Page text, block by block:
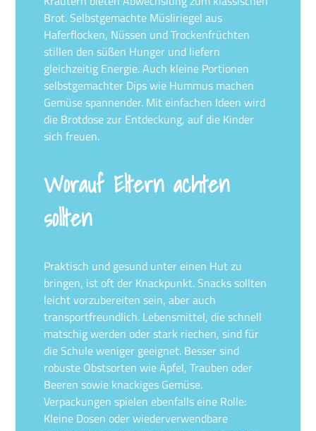
Brot. Selbstgemachte Müsliriegel aus
Haferflocken, Nüssen und Trockenfrüchten
stillen den süßen Hunger und liefern
gleichzeitig Energie. Auch kleine Portionen
selbstgemachter Dips wie Hummus machen
Gemüse spannender. Mit einfachen Ideen wird
die Brotdose zur Entdeckung, auf die Kinder
sich freuen.
Worauf Eltern achten
sollten
Praktisch und gesund unter einen Hut zu
bringen, ist oft der Knackpunkt. Snacks sollten
leicht vorzubereiten sein, aber auch
transportfreundlich. Lebensmittel, die schnell
matschig werden oder stark riechen, sind für
die Schule weniger geeignet. Besser sind
robuste Obstsorten wie Äpfel, Trauben oder
Beeren sowie knackiges Gemüse.
Verpackungen spielen ebenfalls eine Rolle:
Kleine Dosen oder wiederverwendbare